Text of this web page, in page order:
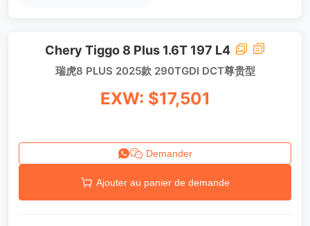
Chery Tiggo 8 Plus 1.6T 197 L4
瑞虎8 PLUS 2025款 290TGDI DCT尊贵型
EXW: $17,501
Demander
Ajouter au panier de demande